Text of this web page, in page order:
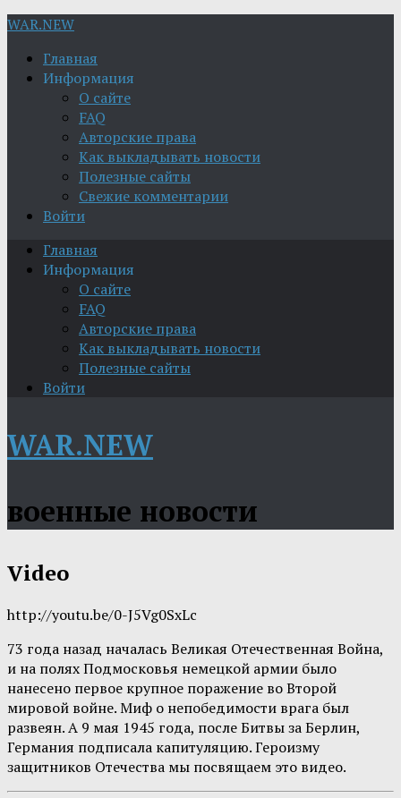
WAR.NEW
Главная
Информация
О сайте
FAQ
Авторские права
Как выкладывать новости
Полезные сайты
Свежие комментарии
Войти
Главная
Информация
О сайте
FAQ
Авторские права
Как выкладывать новости
Полезные сайты
Войти
WAR.NEW
военные новости
Video
http://youtu.be/0-J5Vg0SxLc
73 года назад началась Великая Отечественная Война,
и на полях Подмосковья немецкой армии было
нанесено первое крупное поражение во Второй
мировой войне. Миф о непобедимости врага был
развеян. А 9 мая 1945 года, после Битвы за Берлин,
Германия подписала капитуляцию. Героизму
защитников Отечества мы посвящаем это видео.